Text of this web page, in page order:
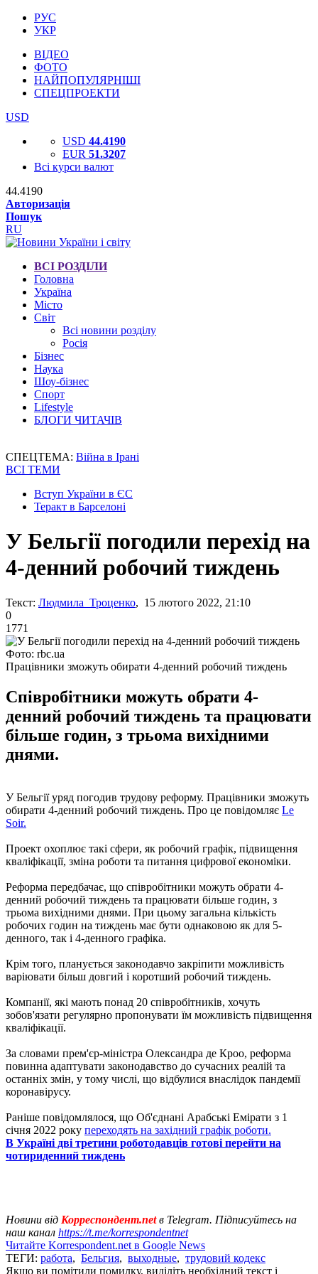
РУС
УКР
ВІДЕО
ФОТО
НАЙПОПУЛЯРНІШІ
СПЕЦПРОЕКТИ
USD
USD 44.4190
EUR 51.3207
Всі курси валют
44.4190
Авторизація
Пошук
RU
ВСІ РОЗДІЛИ
Головна
Україна
Місто
Світ
Всі новини розділу
Росія
Бізнес
Наука
Шоу-бізнес
Спорт
Lifestyle
БЛОГИ ЧИТАЧІВ
СПЕЦТЕМА: Війна в Ірані
ВСІ ТЕМИ
Вступ України в ЄС
Теракт в Барселоні
У Бельгії погодили перехід на
4-денний робочий тиждень
Текст: Людмила Троценко, 15 лютого 2022, 21:10
0
1771
Фото: rbc.ua
Працівники зможуть обирати 4-денний робочий тиждень
Співробітники можуть обрати 4-
денний робочий тиждень та працювати
більше годин, з трьома вихідними
днями.
У Бельгії уряд погодив трудову реформу. Працівники зможуть
обирати 4-денний робочий тиждень. Про це повідомляє Le
Soir.
Проект охоплює такі сфери, як робочий графік, підвищення
кваліфікації, зміна роботи та питання цифрової економіки.
Реформа передбачає, що співробітники можуть обрати 4-
денний робочий тиждень та працювати більше годин, з
трьома вихідними днями. При цьому загальна кількість
робочих годин на тиждень має бути однаковою як для 5-
денного, так і 4-денного графіка.
Крім того, планується законодавчо закріпити можливість
варіювати більш довгий і коротший робочий тиждень.
Компанії, які мають понад 20 співробітників, хочуть
зобов'язати регулярно пропонувати їм можливість підвищення
кваліфікації.
За словами прем'єр-міністра Олександра де Кроо, реформа
повинна адаптувати законодавство до сучасних реалій та
останніх змін, у тому числі, що відбулися внаслідок пандемії
коронавірусу.
Раніше повідомлялося, що Об'єднані Арабські Емірати з 1
січня 2022 року переходять на західний графік роботи.
В Україні дві третини роботодавців готові перейти на
чотириденний тиждень
Новини від Корреспондент.netв Telegram. Підписуйтесь на
наш канал https://t.me/korrespondentnet
Читайте Korrespondent.net в Google News
ТЕГИ: работа, Бельгия, выходные, трудовий кодекс
Якщо ви помітили помилку, виділіть необхідний текст і